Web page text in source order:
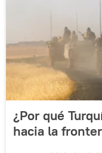
¿Por qué
hacia la